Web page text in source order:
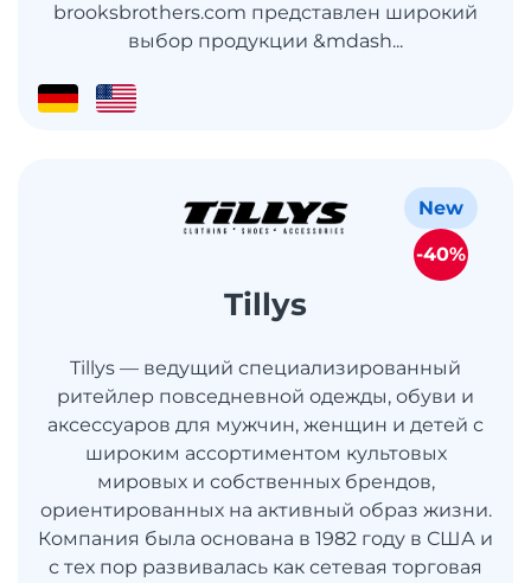
brooksbrothers.com представлен широкий
выбор продукции &mdash...
Tillys
Tillys — ведущий специализированный
ритейлер повседневной одежды, обуви и
аксессуаров для мужчин, женщин и детей с
широким ассортиментом культовых
мировых и собственных брендов,
ориентированных на активный образ жизни.
Компания была основана в 1982 году в США и
с тех пор развивалась как сетевая торговая
New
-40%